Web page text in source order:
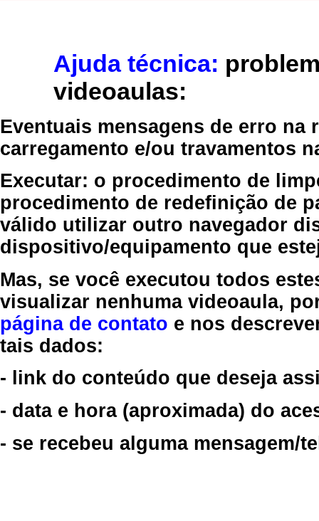
Ajuda técnica:
videoaulas:
Eventuais mensagens de erro
carregamento e/ou travamentos
Executar: o procedimento de
procedimento de redefinição de
válido utilizar outro navegador
dispositivo/equipamento que
Mas, se você executou todos
visualizar nenhuma videoaula,
página de contato e nos
tais dados:
- link do conteúdo que deseja
- data e hora (aproximada) do
- se recebeu alguma mensagem/